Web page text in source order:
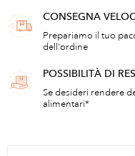
CONSEGNA
Prepariamo il tuo
dell'ordine
POSSIBILITÀ DI
Se desideri rendere
alimentari*